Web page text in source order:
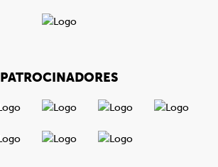
PATROCINADORES